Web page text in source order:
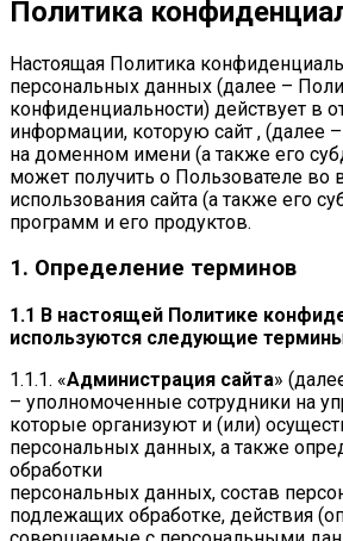
Политика
Настоящая Политика
персональных данных (далее –
конфиденциальности) действует в
информации, которую сайт , (далее
на доменном имени (а также его
может получить о Пользователе во
использования сайта (а также его
программ и его продуктов.
1. Определение терминов
1.1 В настоящей Политике
используются следующие
1.1.1. «Администрация сайта»
– уполномоченные сотрудники на
которые организуют и (или)
персональных данных, а также
обработки
персональных данных, состав
подлежащих обработке, действия